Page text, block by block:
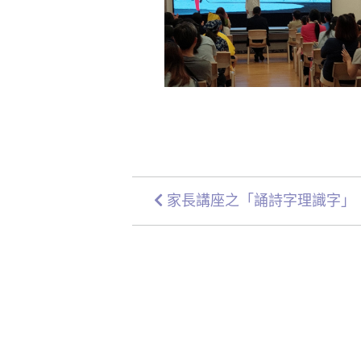
家長講座之「誦詩字理識字」